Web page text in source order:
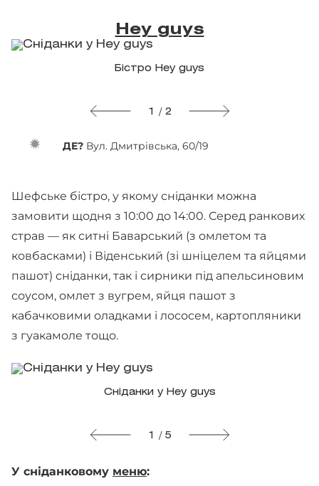
Hey guys
Бістро Hey guys
1 / 2
ДЕ? Вул. Дмитрівська, 60/19
Шефське бістро, у якому сніданки можна
замовити щодня з 10:00 до 14:00. Серед ранкових
страв — як ситні Баварський (з омлетом та
ковбасками) і Віденський (зі шніцелем та яйцями
пашот) сніданки, так і сирники під апельсиновим
соусом, омлет з вугрем, яйця пашот з
кабачковими оладками і лососем, картопляники
з гуакамоле тощо.
Сніданки у Hey guys
1 / 5
У сніданковому меню: